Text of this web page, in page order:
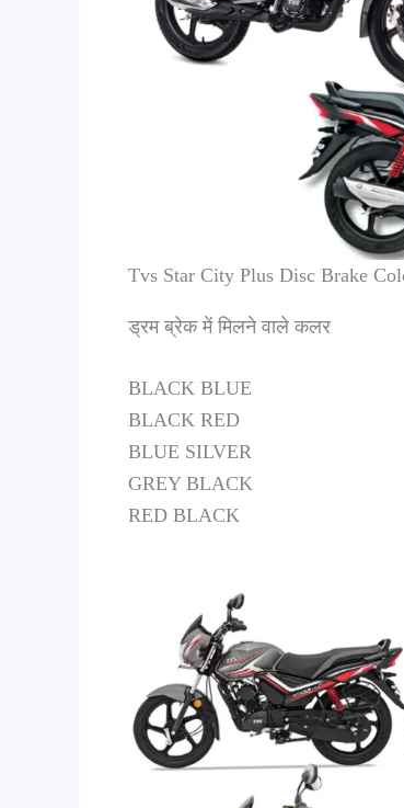
Tvs Star City Plus Disc Brake
ड्रम ब्रेक में मिलने वाले कलर
BLACK BLUE
BLACK RED
BLUE SILVER
GREY BLACK
RED BLACK